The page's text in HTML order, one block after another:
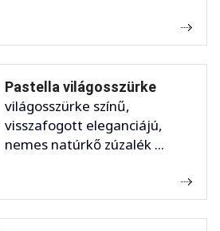
Pastella világosszürke
világosszürke színű,
visszafogott eleganciájú,
nemes natúrkő zúzalék ...